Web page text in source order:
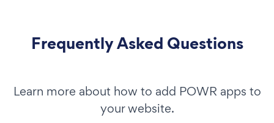
Frequently Asked Questions
Learn more about how to add POWR apps to
your website.